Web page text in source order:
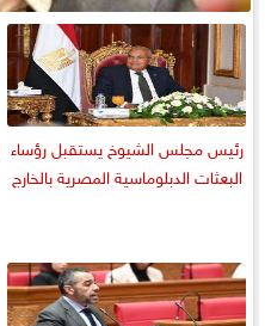
رئيس مجلس الشيوخ يستقبل رؤساء
البعثات الدبلوماسية المصرية بالخارج